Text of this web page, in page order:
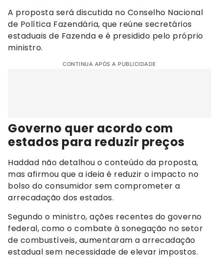
A proposta será discutida no Conselho Nacional
de Política Fazendária, que reúne secretários
estaduais de Fazenda e é presidido pelo próprio
ministro.
CONTINUA APÓS A PUBLICIDADE
Governo quer acordo com
estados para reduzir preços
Haddad não detalhou o conteúdo da proposta,
mas afirmou que a ideia é reduzir o impacto no
bolso do consumidor sem comprometer a
arrecadação dos estados.
Segundo o ministro, ações recentes do governo
federal, como o combate à sonegação no setor
de combustíveis, aumentaram a arrecadação
estadual sem necessidade de elevar impostos.